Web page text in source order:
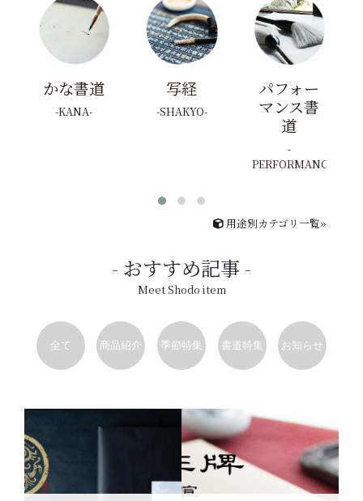
かな書道
KANA
写経
SHAKYO
パフォー
マンス書
道
PERFORMANCE
用途別カテゴリ一覧»
おすすめ記事
Meet Shodo item
全て 商品紹介 季節特集 書道特集 お知らせ